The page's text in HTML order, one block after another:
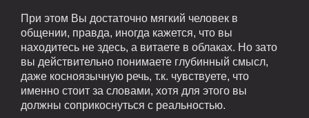
При этом Вы достаточно мягкий человек в
общении, правда, иногда кажется, что вы
находитесь не здесь, а витаете в облаках. Но зато
вы действительно понимаете глубинный смысл,
даже косноязычную речь, т.к. чувствуете, что
именно стоит за словами, хотя для этого вы
должны соприкоснуться с реальностью.